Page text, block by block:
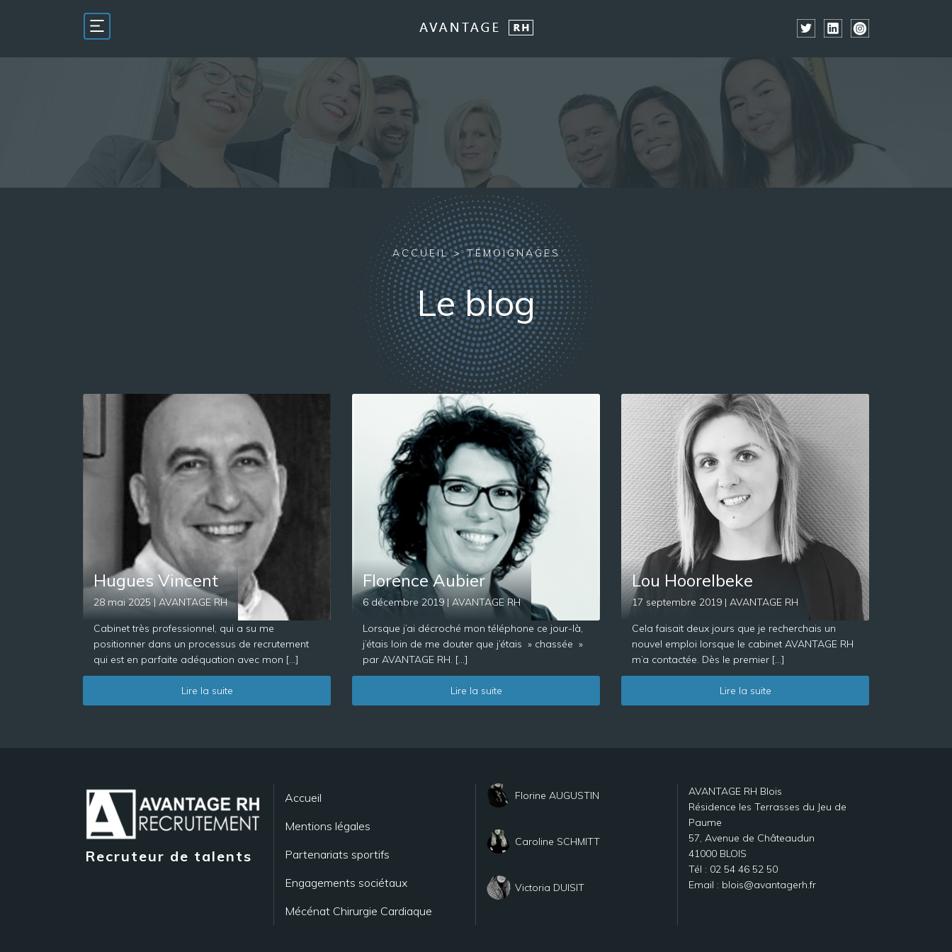
ACCUEIL>TÉMOIGNAGES
Le blog
Hugues Vincent
28 mai 2025 | AVANTAGE RH
Cabinet très professionnel, qui a su me
positionner dans un processus de recrutement
qui est en parfaite adéquation avec mon […]
Lire la suite
Florence Aubier
6 décembre 2019 | AVANTAGE RH
Lorsque j’ai décroché mon téléphone ce jour-là,
j’étais loin de me douter que j’étais » chassée »
par AVANTAGE RH. […]
Lire la suite
Lou Hoorelbeke
17 septembre 2019 | AVANTAGE RH
Cela faisait deux jours que je recherchais un
nouvel emploi lorsque le cabinet AVANTAGE RH
m’a contactée. Dès le premier […]
Lire la suite
Recruteur de talents
Accueil
Mentions légales
Partenariats sportifs
Engagements sociétaux
Mécénat Chirurgie Cardiaque
Florine AUGUSTIN
Caroline SCHMITT
Victoria DUISIT
AVANTAGE RH Blois
Résidence les Terrasses du Jeu de
Paume
57, Avenue de Châteaudun
41000 BLOIS
Tél : 02 54 46 52 50
Email : blois@avantagerh.fr